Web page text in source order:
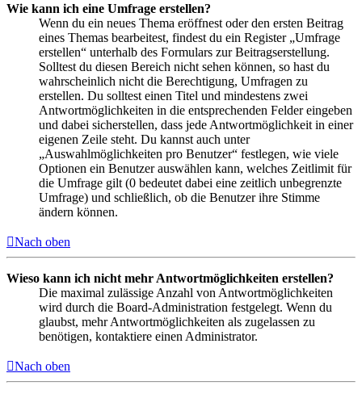
Wie kann ich eine Umfrage erstellen?
Wenn du ein neues Thema eröffnest oder den ersten Beitrag
eines Themas bearbeitest, findest du ein Register „Umfrage
erstellen“ unterhalb des Formulars zur Beitragserstellung.
Solltest du diesen Bereich nicht sehen können, so hast du
wahrscheinlich nicht die Berechtigung, Umfragen zu
erstellen. Du solltest einen Titel und mindestens zwei
Antwortmöglichkeiten in die entsprechenden Felder eingeben
und dabei sicherstellen, dass jede Antwortmöglichkeit in einer
eigenen Zeile steht. Du kannst auch unter
„Auswahlmöglichkeiten pro Benutzer“ festlegen, wie viele
Optionen ein Benutzer auswählen kann, welches Zeitlimit für
die Umfrage gilt (0 bedeutet dabei eine zeitlich unbegrenzte
Umfrage) und schließlich, ob die Benutzer ihre Stimme
ändern können.
Nach oben
Wieso kann ich nicht mehr Antwortmöglichkeiten erstellen?
Die maximal zulässige Anzahl von Antwortmöglichkeiten
wird durch die Board-Administration festgelegt. Wenn du
glaubst, mehr Antwortmöglichkeiten als zugelassen zu
benötigen, kontaktiere einen Administrator.
Nach oben